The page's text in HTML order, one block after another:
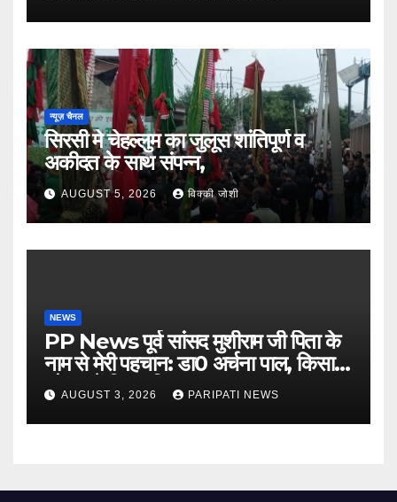
न्यूज़ चैनल
सिरसी मे चेहल्लुम का जुलूस शांतिपूर्ण व
अकीदत के साथ संपन्न,
AUGUST 5, 2026 विक्की जोशी
NEWS
PP News पूर्व सांसद मुशीराम जी पिता के
नाम से मेरी पहचान: डा0 अर्चना पाल, किसान
चौपाल में दिया परिचय
AUGUST 3, 2026 PARIPATI NEWS